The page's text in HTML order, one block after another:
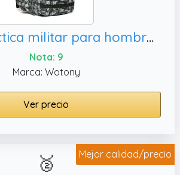
Mochila táctica militar para hombre, 35 L)
Nota: 9
Marca: Wotony
Ver precio
Mejor calidad/precio
🥈